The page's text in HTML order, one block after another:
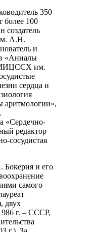
350
более 100
создатель
А.Н.
и
«Анналы
им.
сердца и
аритмологии»,
«Сердечно-
редактор
сосудистая
Бокерия и его
самого
двух
г. – СССР,